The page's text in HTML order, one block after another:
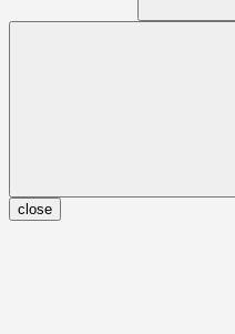
close